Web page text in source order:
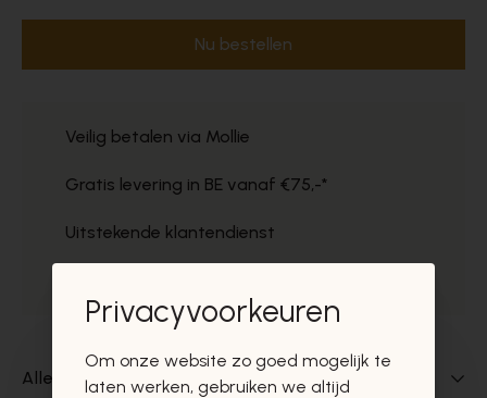
Nu bestellen
Veilig betalen via Mollie
Gratis levering in BE vanaf €75,-*
Uitstekende klantendienst
Alles over dit product
Privacyvoorkeuren
Om onze website zo goed mogelijk te
laten werken, gebruiken we altijd